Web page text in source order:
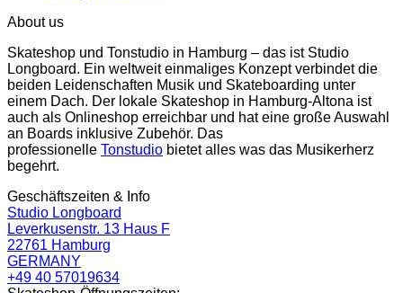
About us
Skateshop und Tonstudio in Hamburg – das ist Studio
Longboard. Ein weltweit einmaliges Konzept verbindet die
beiden Leidenschaften Musik und Skateboarding unter
einem Dach. Der lokale Skateshop in Hamburg-Altona ist
auch als Onlineshop erreichbar und hat eine große Auswahl
an Boards inklusive Zubehör. Das
professionelle Tonstudio bietet alles was das Musikerherz
begehrt.
Geschäftszeiten & Info
Studio Longboard
Leverkusenstr. 13 Haus F
22761 Hamburg
GERMANY
+49 40 57019634